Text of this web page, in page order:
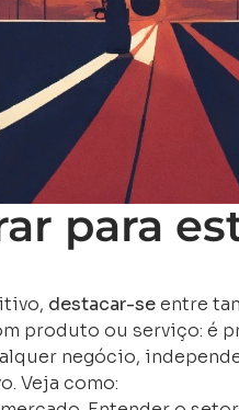
para
destacar-seentre
produto ou serviço: é
negócio,
Veja como: